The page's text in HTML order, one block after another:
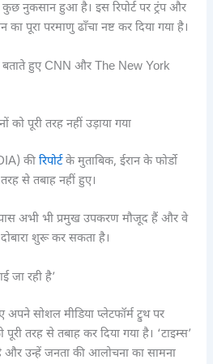
नुकसान हुआ है। इस रिपोर्ट पर ट्रंप और
का पूरा परमाणु ढाँचा नष्ट कर दिया गया है।
बताते हुए CNN और The New York
को पूरी तरह नहीं उड़ाया गया
कीरिपोर्टके मुताबिक, ईरान के फोर्डो
से तबाह नहीं हुए।
पास अभी भी प्रमुख उपकरण मौजूद हैं और वे
शुरू कर सकता है।
जा रही है’
अपने सोशल मीडिया प्लेटफॉर्म ट्रुथ पर
तरह से तबाह कर दिया गया है। ‘टाइम्स’
और उन्हें जनता की आलोचना का सामना